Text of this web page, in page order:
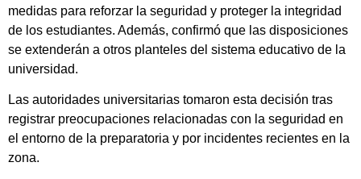
medidas para reforzar la seguridad y proteger la integridad
de los estudiantes. Además, confirmó que las disposiciones
se extenderán a otros planteles del sistema educativo de la
universidad.
Las autoridades universitarias tomaron esta decisión tras
registrar preocupaciones relacionadas con la seguridad en
el entorno de la preparatoria y por incidentes recientes en la
zona.